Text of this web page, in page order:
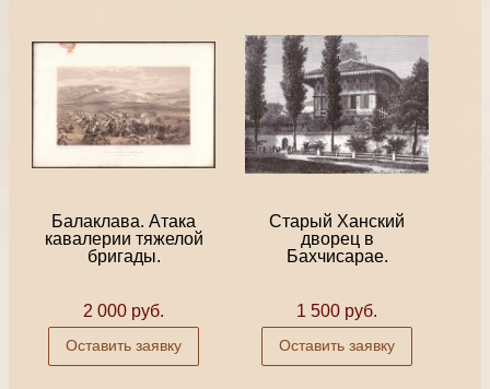
Балаклава. Атака
кавалерии тяжелой
бригады.
2 000 руб.
Оставить заявку
Старый Ханский
дворец в
Бахчисарае.
1 500 руб.
Оставить заявку